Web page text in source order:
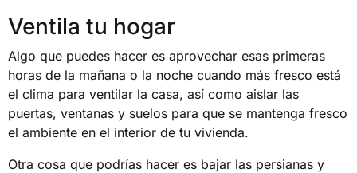
Ventila tu hogar
Algo que puedes hacer es aprovechar esas primeras
horas de la mañana o la noche cuando más fresco está
el clima para ventilar la casa, así como aislar las
puertas, ventanas y suelos para que se mantenga fresco
el ambiente en el interior de tu vivienda.
Otra cosa que podrías hacer es bajar las persianas y